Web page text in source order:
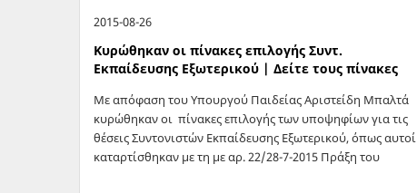
2015-08-26
Κυρώθηκαν οι πίνακες επιλογής Συντ.
Εκπαίδευσης Εξωτερικού | Δείτε τους πίνακες
Με απόφαση του Υπουργού Παιδείας Αριστείδη Μπαλτά
κυρώθηκαν οι πίνακες επιλογής των υποψηφίων για τις
θέσεις Συντονιστών Εκπαίδευσης Εξωτερικού, όπως αυτοί
καταρτίσθηκαν με τη με αρ. 22/28-7-2015 Πράξη του